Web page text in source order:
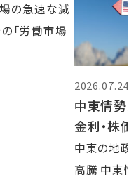
の急速な減
「労働市場
2026.07.24
中東情勢
金利・株
中東の地政
高騰 中東